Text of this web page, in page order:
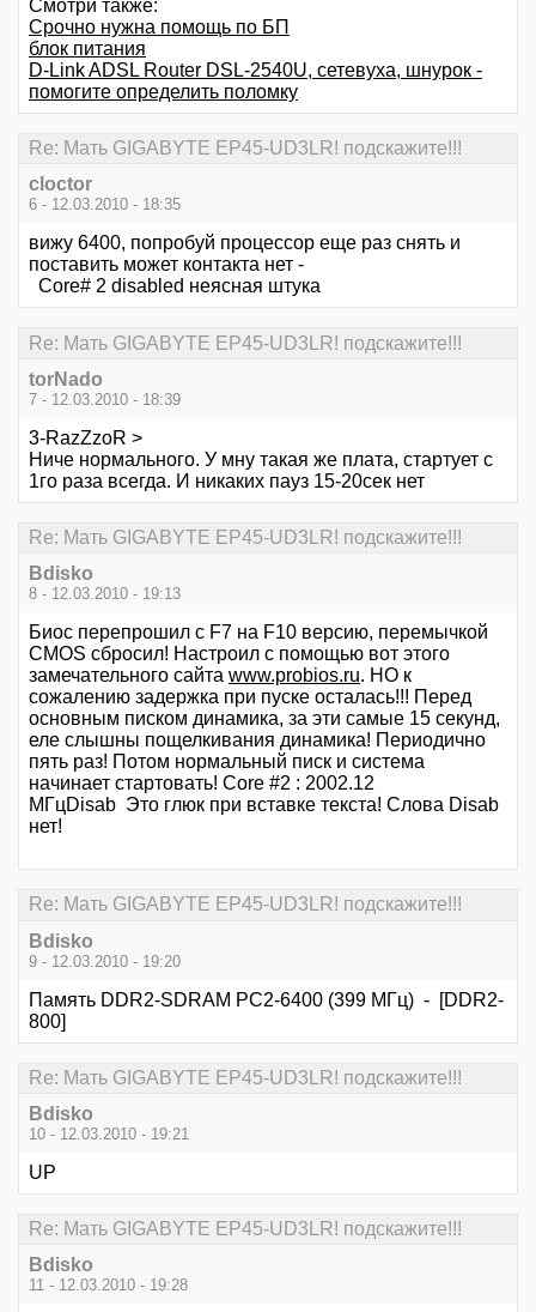
Смотри также:
Срочно нужна помощь по БП
блок питания
D-Link ADSL Router DSL-2540U, сетевуха, шнурок -
помогите определить поломку
Re: Мать GIGABYTE EP45-UD3LR! подскажите!!!
cloctor
6 - 12.03.2010 - 18:35
вижу 6400, попробуй процессор еще раз снять и
поставить может контакта нет -
Core# 2 disabled неясная штука
Re: Мать GIGABYTE EP45-UD3LR! подскажите!!!
torNado
7 - 12.03.2010 - 18:39
3-RazZzoR >
Ниче нормального. У мну такая же плата, стартует с
1го раза всегда. И никаких пауз 15-20сек нет
Re: Мать GIGABYTE EP45-UD3LR! подскажите!!!
Bdisko
8 - 12.03.2010 - 19:13
Биос перепрошил с F7 на F10 версию, перемычкой
CMOS сбросил! Настроил с помощью вот этого
замечательного сайта www.probios.ru. НО к
сожалению задержка при пуске осталась!!! Перед
основным писком динамика, за эти самые 15 секунд,
еле слышны пощелкивания динамика! Периодично
пять раз! Потом нормальный писк и система
начинает стартовать! Core #2 : 2002.12
МГцDisab Это глюк при вставке текста! Слова Disab
нет!
Re: Мать GIGABYTE EP45-UD3LR! подскажите!!!
Bdisko
9 - 12.03.2010 - 19:20
Память DDR2-SDRAM PC2-6400 (399 МГц) - [DDR2-
800]
Re: Мать GIGABYTE EP45-UD3LR! подскажите!!!
Bdisko
10 - 12.03.2010 - 19:21
UP
Re: Мать GIGABYTE EP45-UD3LR! подскажите!!!
Bdisko
11 - 12.03.2010 - 19:28